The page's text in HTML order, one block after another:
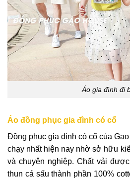
Áo gia đình đi
Áo đồng phục gia đình có cổ
Đồng phục gia đình có cổ của
chạy nhất hiện nay nhờ sở hữu
và chuyên nghiệp. Chất vải
thun cá sấu thành phần 100%